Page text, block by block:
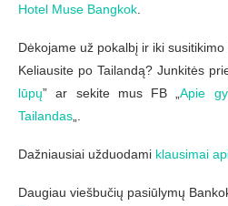
Hotel Muse Bangkok
Dėkojame už pokalbį ir iki susitikimo
Keliausite po Tailandą? Junkitės
lūpų” ar sekite mus FB „Apie
Tailandas
Dažniausiai užduodami klausimai
Daugiau viešbučių pasiūlymų